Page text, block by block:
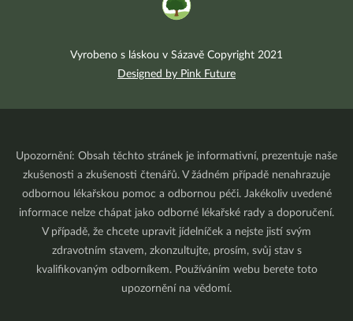
Vyrobeno s láskou v Sázavě Copyright 2021
Designed by Pink Future
Upozornění: Obsah těchto stránek je informativní, prezentuje naše
zkušenosti a zkušenosti čtenářů. V žádném případě nenahrazuje
odbornou lékařskou pomoc a odbornou péči. Jakékoliv uvedené
informace nelze chápat jako odborné lékařské rady a doporučení.
V případě, že chcete upravit jídelníček a nejste jistí svým
zdravotním stavem, zkonzultujte, prosím, svůj stav s
kvalifikovaným odborníkem. Používáním webu berete toto
upozornění na vědomí.